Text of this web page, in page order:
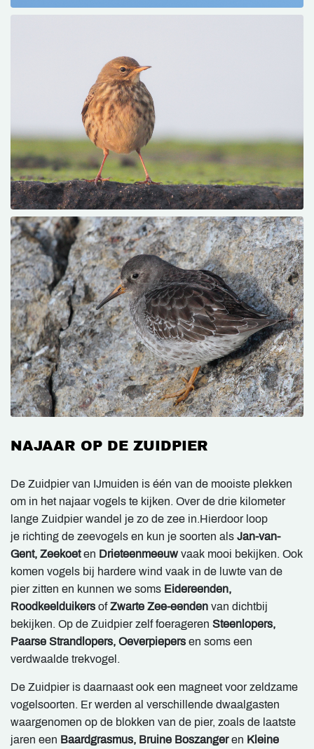
NAJAAR OP DE ZUIDPIER
De Zuidpier van IJmuiden is één van de mooiste plekken
om in het najaar vogels te kijken. Over de drie kilometer
lange Zuidpier wandel je zo de zee in.Hierdoor loop
je richting de zeevogels en kun je soorten als Jan-van-
Gent, Zeekoeten Drieteenmeeuw vaak mooi bekijken. Ook
komen vogels bij hardere wind vaak in de luwte van de
pier zitten en kunnen we soms Eidereenden,
Roodkeelduikers ofZwarte Zee-eenden van dichtbij
bekijken. Op de Zuidpier zelf foerageren Steenlopers,
Paarse Strandlopers, Oeverpiepers en soms een
verdwaalde trekvogel.
De Zuidpier is daarnaast ook een magneet voor zeldzame
vogelsoorten. Er werden al verschillende dwaalgasten
waargenomen op de blokken van de pier, zoals de laatste
jaren een Baardgrasmus, Bruine Boszangeren Kleine